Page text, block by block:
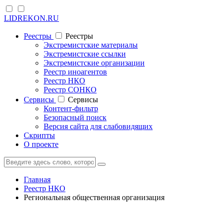
LIDREKON.RU
Реестры
Реестры
Экстремистские материалы
Экстремистские ссылки
Экстремистские организации
Реестр иноагентов
Реестр НКО
Реестр СОНКО
Cервисы
Cервисы
Контент-фильтр
Безопасный поиск
Версия сайта для слабовидящих
Скрипты
О проекте
Главная
Реестр НКО
Региональная общественная организация